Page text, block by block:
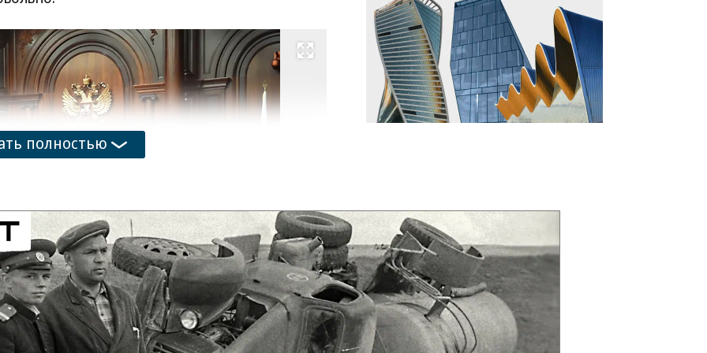
Развернуть на весь экран
Евгений
Павленко,
полностью